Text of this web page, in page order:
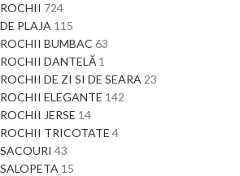
ROCHII 724
DE PLAJA 115
ROCHII BUMBAC 63
ROCHII DANTELĂ 1
ROCHII DE ZI SI DE SEARA 23
ROCHII ELEGANTE 142
ROCHII JERSE 14
ROCHII TRICOTATE 4
SACOURI 43
SALOPETA 15